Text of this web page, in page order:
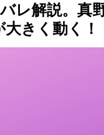
レ解説。真
きく動く！